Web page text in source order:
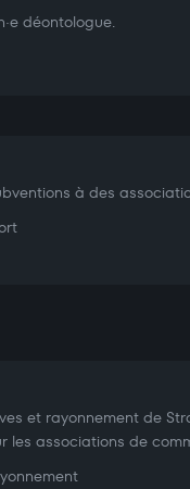
déontologue.
à des
et rayonnement de
les associations de